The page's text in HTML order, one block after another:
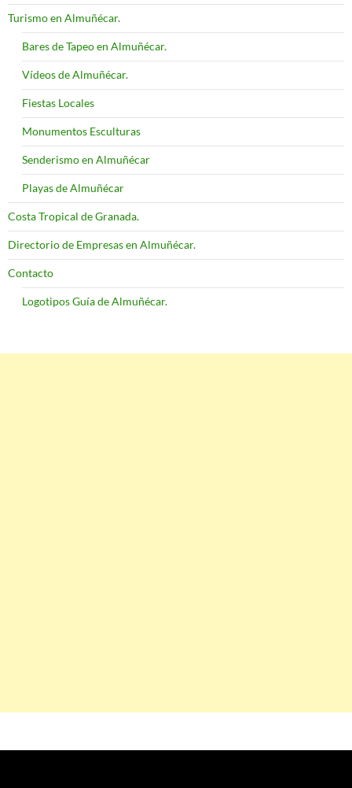
Turismo en Almuñécar.
Bares de Tapeo en Almuñécar.
Vídeos de Almuñécar.
Fiestas Locales
Monumentos Esculturas
Senderismo en Almuñécar
Playas de Almuñécar
Costa Tropical de Granada.
Directorio de Empresas en Almuñécar.
Contacto
Logotipos Guía de Almuñécar.